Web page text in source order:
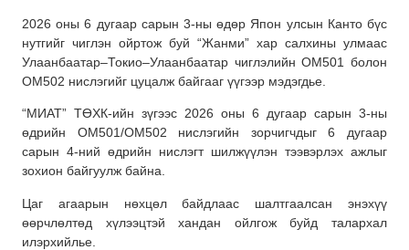
2026 оны 6 дугаар сарын 3-ны өдөр Япон улсын Канто бүс
нутгийг чиглэн ойртож буй “Жанми” хар салхины улмаас
Улаанбаатар–Токио–Улаанбаатар чиглэлийн ОМ501 болон
ОМ502 нислэгийг цуцалж байгааг үүгээр мэдэгдье.
“МИАТ” ТӨХК-ийн зүгээс 2026 оны 6 дугаар сарын 3-ны
өдрийн OM501/OM502 нислэгийн зорчигчдыг 6 дугаар
сарын 4-ний өдрийн нислэгт шилжүүлэн тээвэрлэх ажлыг
зохион байгуулж байна.
Цаг агаарын нөхцөл байдлаас шалтгаалсан энэхүү
өөрчлөлтөд хүлээцтэй хандан ойлгож буйд талархал
илэрхийлье.